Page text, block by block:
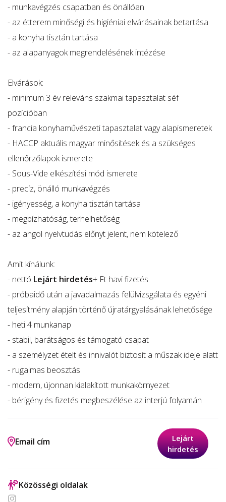
- munkavégzés csapatban és önállóan
- az étterem minőségi és higiéniai elvárásainak betartása
- a konyha tisztán tartása
- az alapanyagok megrendelésének intézése
Elvárások:
- minimum 3 év releváns szakmai tapasztalat séf
pozícióban
- francia konyhaművészeti tapasztalat vagy alapismeretek
- HACCP aktuális magyar minősítések és a szükséges
ellenőrzőlapok ismerete
- Sous-Vide elkészítési mód ismerete
- precíz, önálló munkavégzés
- igényesség, a konyha tisztán tartása
- megbízhatóság, terhelhetőség
- az angol nyelvtudás előnyt jelent, nem kötelező
Amit kínálunk:
- nettó Lejárt hirdetés+ Ft havi fizetés
- próbaidő után a javadalmazás felülvizsgálata és egyéni
teljesítmény alapján történő újratárgyalásának lehetősége
- heti 4 munkanap
- stabil, barátságos és támogató csapat
- a személyzet ételt és innivalót biztosít a műszak ideje alatt
- rugalmas beosztás
- modern, újonnan kialakított munkakörnyezet
- bérigény és fizetés megbeszélése az interjú folyamán
Email cím
Lejárt
hirdetés
Közösségi oldalak